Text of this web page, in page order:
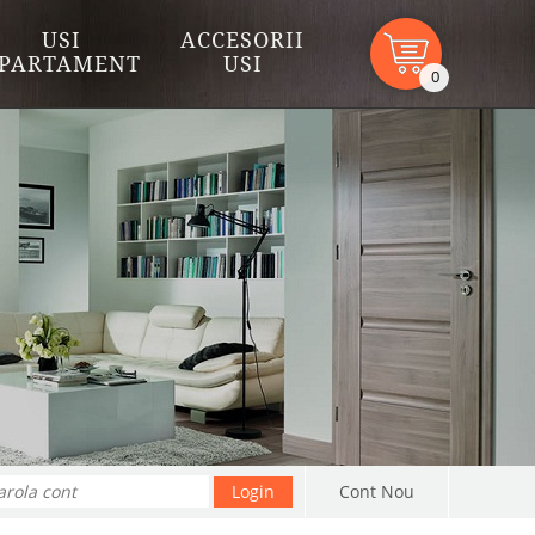
0
USI
ACCESORII
USI
Cont Nou